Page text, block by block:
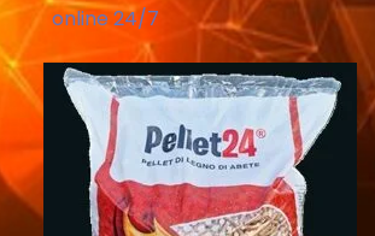
online 24/7